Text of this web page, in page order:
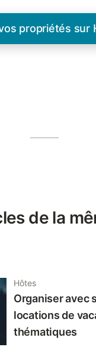
propriétés sur
de la
Hôtes
Organiser avec
locations de
thématiques